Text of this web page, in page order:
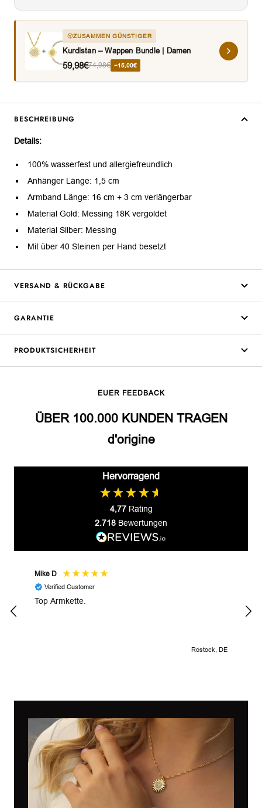
ZUSAMMEN GÜNSTIGER
Kurdistan – Wappen Bundle | Damen
59,98€74,98€ −15,00€
BESCHREIBUNG
Details:
100% wasserfest und allergiefreundlich
Anhänger Länge: 1,5 cm
Armband Länge: 16 cm + 3 cm verlängerbar
Material Gold: Messing 18K vergoldet
Material Silber: Messing
Mit über 40 Steinen per Hand besetzt
VERSAND & RÜCKGABE
GARANTIE
PRODUKTSICHERHEIT
EUER FEEDBACK
ÜBER 100.000 KUNDEN TRAGEN
d'origine
Hervorragend
4,77 Rating
2.718 Bewertungen
Mike D
Verified Customer
Top Armkette.
Rostock, DE